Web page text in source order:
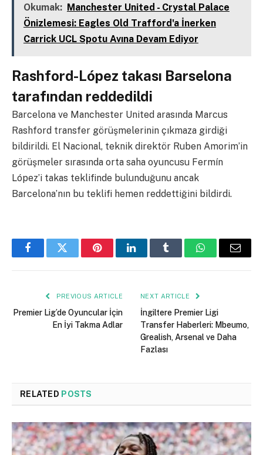
Okumak: Manchester United - Crystal Palace
Önizlemesi: Eagles Old Trafford'a İnerken
Carrick UCL Spotu Avına Devam Ediyor
Rashford-López takası Barselona
tarafından reddedildi
Barcelona ve Manchester United arasında Marcus
Rashford transfer görüşmelerinin çıkmaza girdiği
bildirildi. El Nacional, teknik direktör Ruben Amorim’in
görüşmeler sırasında orta saha oyuncusu Fermín
López’i takas teklifinde bulunduğunu ancak
Barcelona’nın bu teklifi hemen reddettiğini bildirdi.
FacebookTwitter PinterestLinkedInTumblr WhatsAppEmail
PREVIOUS ARTICLE
Premier Lig’de Oyuncular İçin
En İyi Takma Adlar
NEXT ARTICLE
İngiltere Premier Ligi
Transfer Haberleri: Mbeumo,
Grealish, Arsenal ve Daha
Fazlası
RELATED POSTS